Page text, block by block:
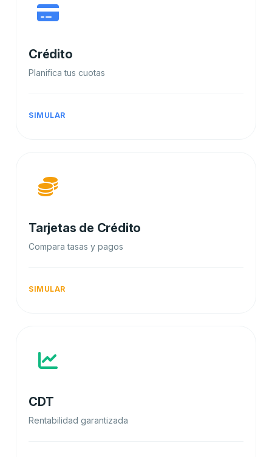
Crédito
Planifica tus cuotas
SIMULAR
Tarjetas de Crédito
Compara tasas y pagos
SIMULAR
CDT
Rentabilidad garantizada